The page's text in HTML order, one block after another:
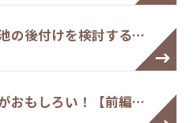
の後付けを検討する…
おもしろい！【前編…